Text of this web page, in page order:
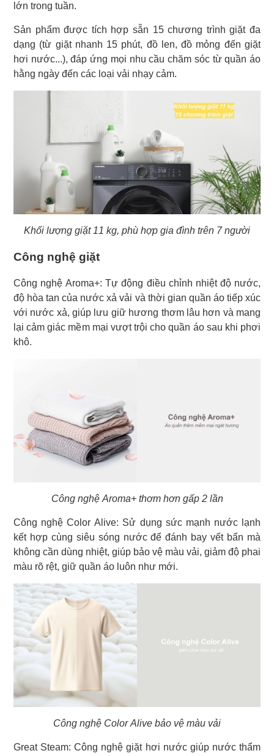
lớn trong tuần.
Sản phẩm được tích hợp sẵn 15 chương trình giặt đa
dạng (từ giặt nhanh 15 phút, đồ len, đồ mỏng đến giặt
hơi nước...), đáp ứng mọi nhu cầu chăm sóc từ quần áo
hằng ngày đến các loại vải nhạy cảm.
Khối lượng giặt 11 kg, phù hợp gia đình trên 7 người
Công nghệ giặt
Công nghệ Aroma+: Tự động điều chỉnh nhiệt độ nước,
độ hòa tan của nước xả vải và thời gian quần áo tiếp xúc
với nước xả, giúp lưu giữ hương thơm lâu hơn và mang
lại cảm giác mềm mại vượt trội cho quần áo sau khi phơi
khô.
Công nghệ Aroma+ thơm hơn gấp 2 lần
Công nghệ Color Alive: Sử dụng sức mạnh nước lạnh
kết hợp cùng siêu sóng nước để đánh bay vết bẩn mà
không cần dùng nhiệt, giúp bảo vệ màu vải, giảm độ phai
màu rõ rệt, giữ quần áo luôn như mới.
Công nghệ Color Alive bảo vệ màu vải
Great Steam: Công nghệ giặt hơi nước giúp nước thẩm